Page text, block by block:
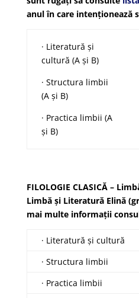
anul în care intenționează
· Literatură și
cultură (A și B)
· Structura limbii
(A și B)
· Practica limbii (A
și B)
FILOLOGIE CLASICĂ –
Limbă și Literatură Elină
mai multe informații
· Literatură și cultură
· Structura limbii
· Practica limbii